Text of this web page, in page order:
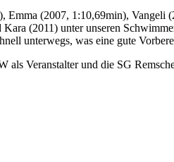
(2007, 1:10,69min),
(2011) unter unseren
unterwegs, was eine gute
Veranstalter und die SG